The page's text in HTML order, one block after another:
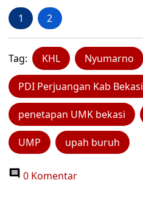
1 2
Tag: KHL Nyumarno
PDI Perjuangan Kab Bekasi
penetapan UMK bekasi
UMP upah buruh
0 Komentar